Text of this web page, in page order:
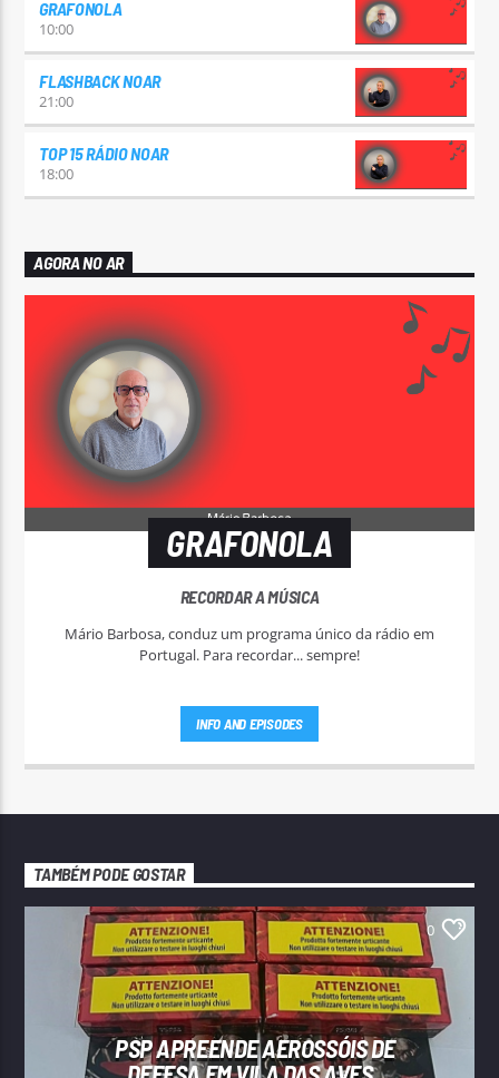
GRAFONOLA
10:00
FLASHBACK NOAR
21:00
TOP 15 RÁDIO NOAR
18:00
AGORA NO AR
GRAFONOLA
RECORDAR A MÚSICA
Mário Barbosa, conduz um programa único da rádio em
Portugal. Para recordar... sempre!
INFO AND EPISODES
TAMBÉM PODE GOSTAR
0
PSP APREENDE AEROSSÓIS DE